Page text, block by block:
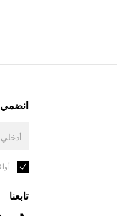
انضمي
تابعنا